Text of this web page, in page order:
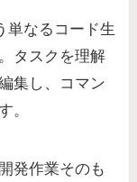
単なるコード生
タスクを理解
集し、コマン
。
発作業そのも